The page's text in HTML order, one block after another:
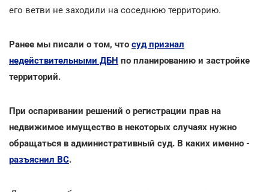
его ветви не заходили на соседнюю территорию.
Ранее мы писали о том, что суд признал
недействительными ДБН по планированию и застройке
территорий.
При оспаривании решений о регистрации прав на
недвижимое имущество в некоторых случаях нужно
обращаться в административный суд. В каких именно -
разъяснил ВС.